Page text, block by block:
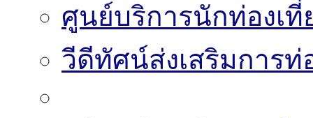
ศูนย์บริการนักท่องเที่
วีดีทัศน์ส่งเสริมการท่